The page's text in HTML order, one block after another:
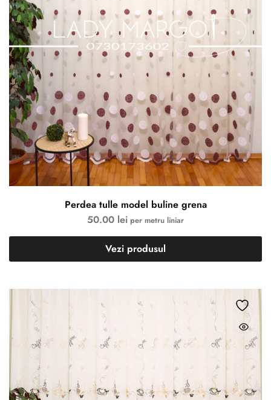
Perdea tulle model buline grena
50.00 lei per metru liniar
Vezi produsul